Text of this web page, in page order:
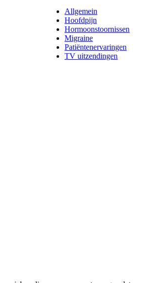
Allgemein
Hoofdpijn
Hormoonstoornissen
Migraine
Patiëntenervaringen
TV uitzendingen